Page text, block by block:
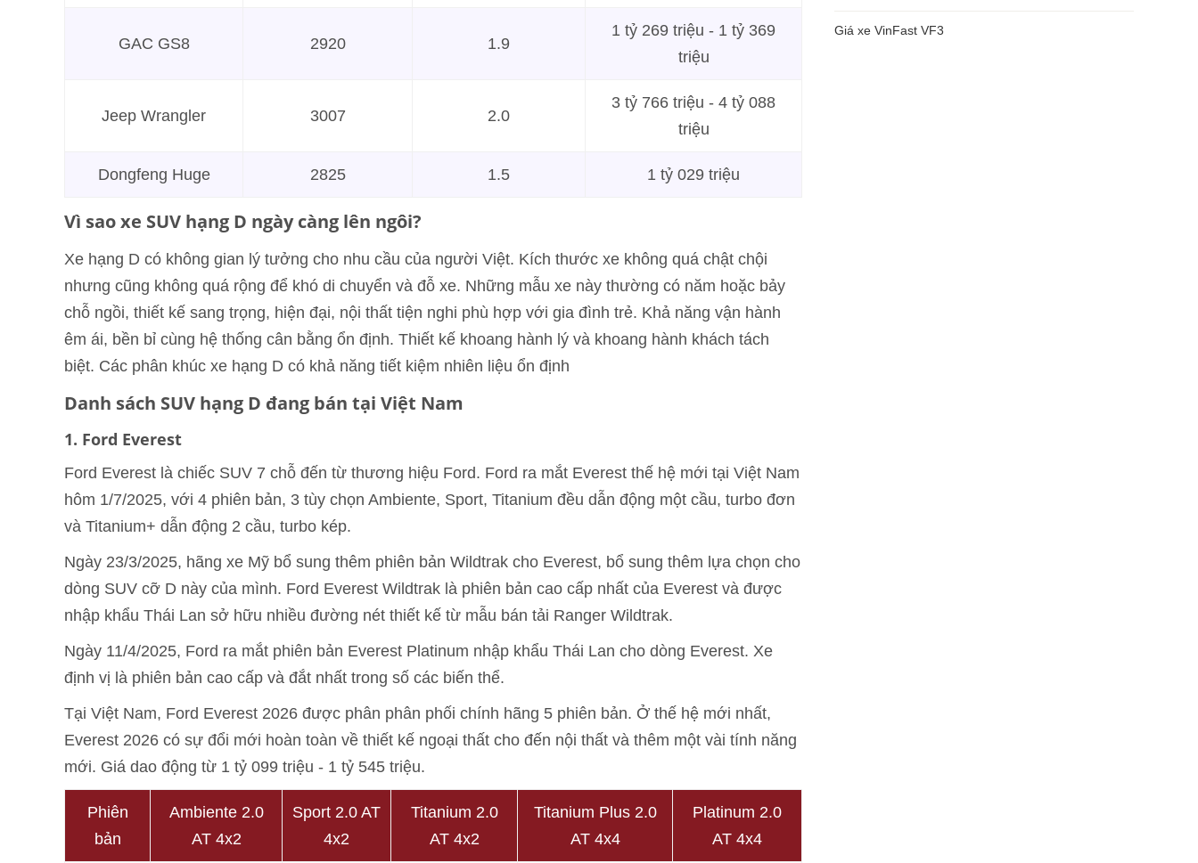
GAC GS8 2920 1.9
1 tỷ 269 triệu - 1 tỷ 369
triệu
Jeep Wrangler 3007 2.0
3 tỷ 766 triệu - 4 tỷ 088
triệu
Dongfeng Huge 2825 1.5 1 tỷ 029 triệu
Vì sao xe SUV hạng D ngày càng lên ngôi?
Xe hạng D có không gian lý tưởng cho nhu cầu của người Việt. Kích thước xe không quá chật chội
nhưng cũng không quá rộng để khó di chuyển và đỗ xe. Những mẫu xe này thường có năm hoặc bảy
chỗ ngồi, thiết kế sang trọng, hiện đại, nội thất tiện nghi phù hợp với gia đình trẻ. Khả năng vận hành
êm ái, bền bỉ cùng hệ thống cân bằng ổn định. Thiết kế khoang hành lý và khoang hành khách tách
biệt. Các phân khúc xe hạng D có khả năng tiết kiệm nhiên liệu ổn định
Danh sách SUV hạng D đang bán tại Việt Nam
1. Ford Everest
Ford Everest là chiếc SUV 7 chỗ đến từ thương hiệu Ford. Ford ra mắt Everest thế hệ mới tại Việt Nam
hôm 1/7/2025, với 4 phiên bản, 3 tùy chọn Ambiente, Sport, Titanium đều dẫn động một cầu, turbo đơn
và Titanium+ dẫn động 2 cầu, turbo kép.
Ngày 23/3/2025, hãng xe Mỹ bổ sung thêm phiên bản Wildtrak cho Everest, bổ sung thêm lựa chọn cho
dòng SUV cỡ D này của mình. Ford Everest Wildtrak là phiên bản cao cấp nhất của Everest và được
nhập khẩu Thái Lan sở hữu nhiều đường nét thiết kế từ mẫu bán tải Ranger Wildtrak.
Ngày 11/4/2025, Ford ra mắt phiên bản Everest Platinum nhập khẩu Thái Lan cho dòng Everest. Xe
định vị là phiên bản cao cấp và đắt nhất trong số các biến thể.
Tại Việt Nam, Ford Everest 2026 được phân phân phối chính hãng 5 phiên bản. Ở thế hệ mới nhất,
Everest 2026 có sự đổi mới hoàn toàn về thiết kế ngoại thất cho đến nội thất và thêm một vài tính năng
mới. Giá dao động từ 1 tỷ 099 triệu - 1 tỷ 545 triệu.
Phiên
bản
Ambiente 2.0
AT 4x2
Sport 2.0 AT
4x2
Titanium 2.0
AT 4x2
Titanium Plus 2.0
AT 4x4
Platinum 2.0
AT 4x4
Giá xe VinFast VF3